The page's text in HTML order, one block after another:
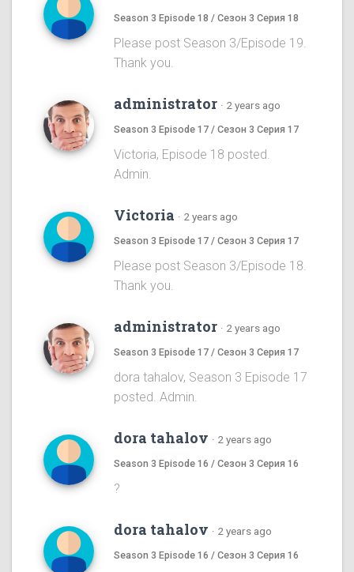
Season 3 Episode 18 / Сезон 3 Серия 18
Please post Season 3/Episode 19.
Thank you.
administrator · 2 years ago
Season 3 Episode 17 / Сезон 3 Серия 17
Victoria, Episode 18 posted.
Admin.
Victoria · 2 years ago
Season 3 Episode 17 / Сезон 3 Серия 17
Please post Season 3/Episode 18.
Thank you.
administrator · 2 years ago
Season 3 Episode 17 / Сезон 3 Серия 17
dora tahalov, Season 3 Episode 17
posted. Admin.
dora tahalov · 2 years ago
Season 3 Episode 16 / Сезон 3 Серия 16
?
dora tahalov · 2 years ago
Season 3 Episode 16 / Сезон 3 Серия 16